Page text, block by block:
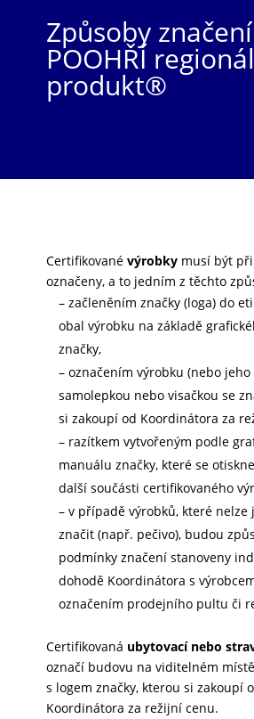
Způsoby značení
POOHŘÍ
produkt®
Certifikované výrobkymusí být
označeny, a to jedním z těchto
– začleněním značky (loga) do
obal výrobku na základě
značky,
– označením výrobku (nebo
samolepkou nebo visačkou se
si zakoupí od Koordinátora za
– razítkem vytvořeným podle
manuálu značky, které se
další součásti certifikovaného
– v případě výrobků, které nelze
značit (např. pečivo), budou
podmínky značení stanoveny
dohodě Koordinátora s
označením prodejního pultu či
Certifikovaná ubytovací nebo
označí budovu na viditelném
s logem značky, kterou si zakoupí
Koordinátora za režijní cenu.